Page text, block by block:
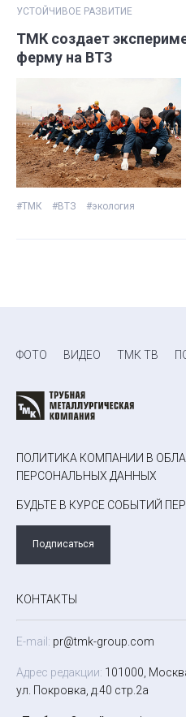
УСТОЙЧИВОЕ РАЗВИТИЕ
ТМК создает
ферму на ВТЗ
#ТМК #ВТЗ #экология
ФОТО ВИДЕО ТМК ТВ
ПОЛИТИКА КОМПАНИИ В
ПЕРСОНАЛЬНЫХ ДАННЫХ
БУДЬТЕ В КУРСЕ СОБЫТИЙ
Подписаться
КОНТАКТЫ
E-mail: pr@tmk-group.com
Адрес редакции: 101000,
ул. Покровка, д.40 стр.2а